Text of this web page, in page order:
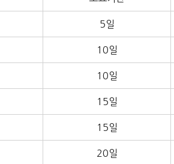
5일
10일
10일
15일
15일
20일